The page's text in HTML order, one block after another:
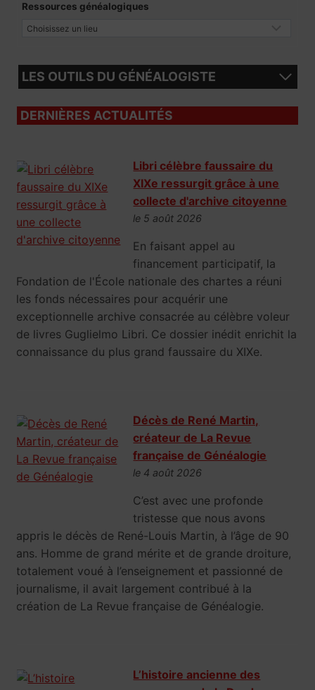
Ressources généalogiques
LES OUTILS DU GÉNÉALOGISTE
DERNIÈRES ACTUALITÉS
Libri célèbre faussaire du
XIXe ressurgit grâce à une
collecte d'archive citoyenne
le 5 août 2026
En faisant appel au
financement participatif, la
Fondation de l'École nationale des chartes a réuni
les fonds nécessaires pour acquérir une
exceptionnelle archive consacrée au célèbre voleur
de livres Guglielmo Libri. Ce dossier inédit enrichit la
connaissance du plus grand faussaire du XIXe.
Décès de René Martin,
créateur de La Revue
française de Généalogie
le 4 août 2026
C’est avec une profonde
tristesse que nous avons
appris le décès de René-Louis Martin, à l’âge de 90
ans. Homme de grand mérite et de grande droiture,
totalement voué à l’enseignement et passionné de
journalisme, il avait largement contribué à la
création de La Revue française de Généalogie.
L’histoire ancienne des